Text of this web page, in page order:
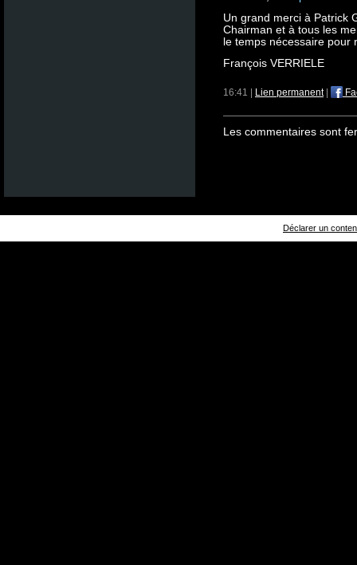
Un grand merci à Patrick
Chairman et à tous les
le temps nécessaire pour
François VERRIELE
16:41 | Lien permanent|
Les commentaires sont
Déclarer un